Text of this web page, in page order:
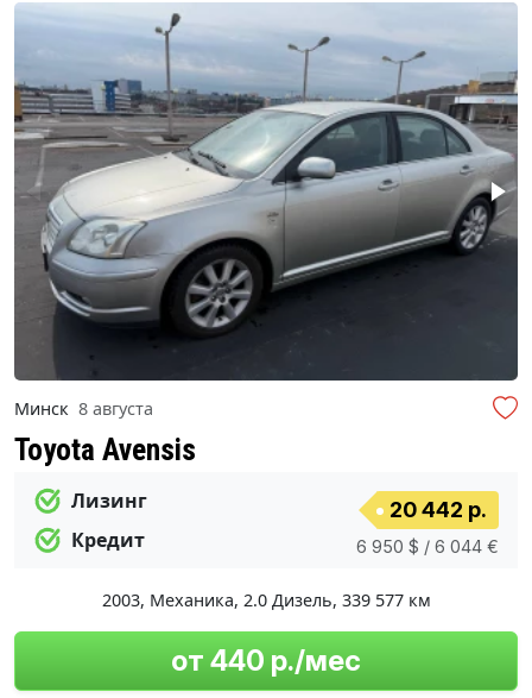
Минск 8 августа
Toyota Avensis
Лизинг
Кредит
20 442 р.
6 950 $ / 6 044 €
2003, Механика, 2.0 Дизель, 339 577 км
от 440 р./мес